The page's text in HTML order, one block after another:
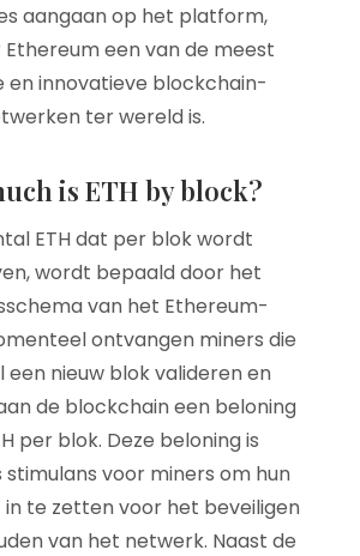
aangaan op het platform,
een van de meest
en innovatieve blockchain-
ter wereld is.
is ETH by block?
ETH dat per blok wordt
wordt bepaald door het
van het Ethereum-
ontvangen miners die
een nieuw blok valideren en
de blockchain een beloning
per blok. Deze beloning is
stimulans voor miners om hun
te zetten voor het beveiligen
van het netwerk. Naast de